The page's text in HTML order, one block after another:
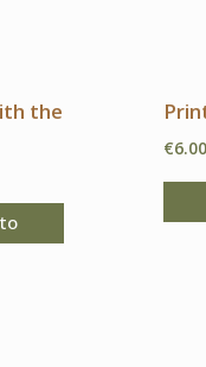
the
€6.00